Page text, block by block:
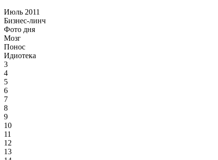
Июль 2011
Бизнес-линч
Фото дня
Мозг
Понос
Идиотека
3
4
5
6
7
8
9
10
11
12
13